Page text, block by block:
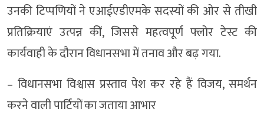
उनकी टिप्पणियों ने एआईएडीएमके सदस्यों की ओर से तीखी
प्रतिक्रियाएं उत्पन्न कीं, जिससे महत्वपूर्ण फ्लोर टेस्ट की
कार्यवाही के दौरान विधानसभा में तनाव और बढ़ गया.
– विधानसभा विश्वास प्रस्ताव पेश कर रहे हैं विजय, समर्थन
करने वाली पार्टियों का जताया आभार